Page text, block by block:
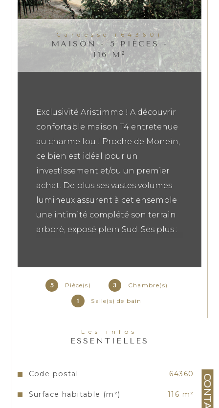
Cardesse (64360)
MAISON - 5 PIÈCES -
116 M²
5 Pièce(s) 3 Chambre(s)
1 Salle(s) de bain
Les infos
ESSENTIELLES
Caractéristiques Valeurs
Code postal 64360
Surface habitable (m²) 116 m²
Exclusivité Aristimmo ! A découvrir
confortable maison T4 entretenue
au charme fou ! Proche de Monein,
ce bien est idéal pour un
investissement et/ou un premier
achat. De plus ses vastes volumes
lumineux assurent à cet ensemble
une intimité complété son terrain
arboré, exposé plein Sud. Ses plus :